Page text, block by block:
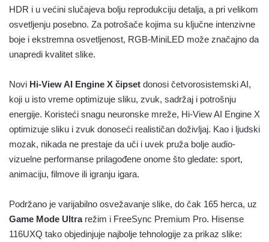
HDR i u većini slučajeva bolju reprodukciju detalja, a pri velikom
osvetljenju posebno. Za potrošače kojima su ključne intenzivne
boje i ekstremna osvetljenost, RGB-MiniLED može značajno da
unapredi kvalitet slike.
Novi Hi-View AI Engine X čipset donosi četvorosistemski AI,
koji u isto vreme optimizuje sliku, zvuk, sadržaj i potrošnju
energije. Koristeći snagu neuronske mreže, Hi-View AI Engine X
optimizuje sliku i zvuk donoseći realističan doživljaj. Kao i ljudski
mozak, nikada ne prestaje da uči i uvek pruža bolje audio-
vizuelne performanse prilagođene onome što gledate: sport,
animaciju, filmove ili igranju igara.
Podržano je varijabilno osvežavanje slike, do čak 165 herca, uz
Game Mode Ultrarežim i FreeSync Premium Pro. Hisense
116UXQ tako objedinjuje najbolje tehnologije za prikaz slike: